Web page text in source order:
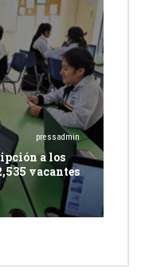
pressadmin
a los
vacantes